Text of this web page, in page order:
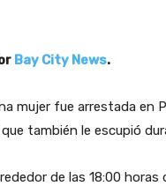
Bay City News.
mujer fue arrestada en
que también le escupió
de las 18:00